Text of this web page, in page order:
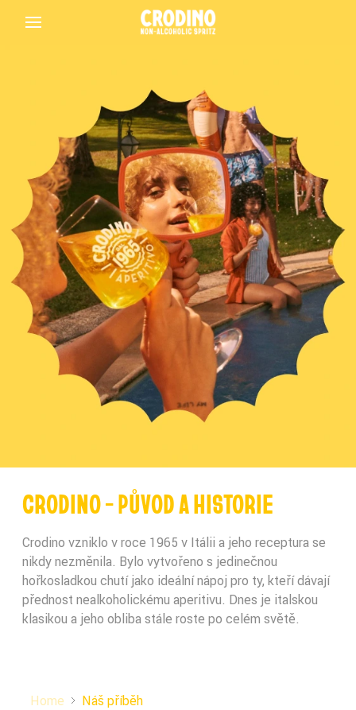
Crodino
Crodino Rosso
CRODINO - PŮVOD A HISTORIE
Crodino vzniklo v roce 1965 v Itálii a jeho receptura se
nikdy nezměnila. Bylo vytvořeno s jedinečnou
hořkosladkou chutí jako ideální nápoj pro ty, kteří dávají
přednost nealkoholickému aperitivu. Dnes je italskou
klasikou a jeho obliba stále roste po celém světě.
Home Náš příběh